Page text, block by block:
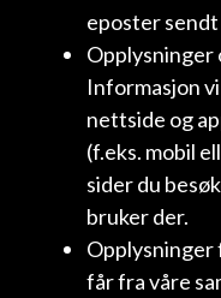
eposter sendt
Opplysninger
Informasjon
nettside og
(f.eks. mobil
sider du
bruker der.
Opplysninger
får fra våre